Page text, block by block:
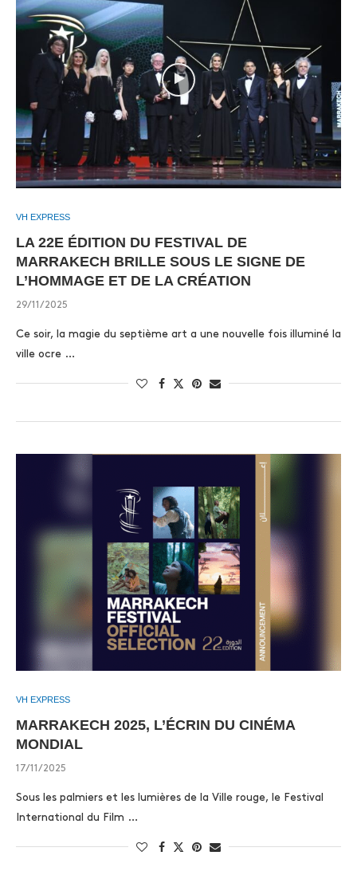
VH EXPRESS
LA 22E ÉDITION DU FESTIVAL DE
MARRAKECH BRILLE SOUS LE SIGNE DE
L’HOMMAGE ET DE LA CRÉATION
29/11/2025
Ce soir, la magie du septième art a une nouvelle fois illuminé la
ville ocre …
VH EXPRESS
MARRAKECH 2025, L’ÉCRIN DU CINÉMA
MONDIAL
17/11/2025
Sous les palmiers et les lumières de la Ville rouge, le Festival
International du Film …